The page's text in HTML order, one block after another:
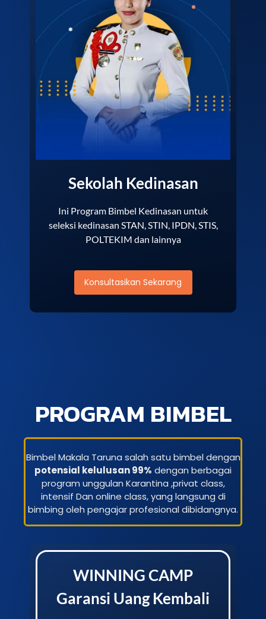
Sekolah Kedinasan
Ini Program Bimbel Kedinasan untuk
seleksi kedinasan STAN, STIN, IPDN, STIS,
POLTEKIM dan lainnya
Konsultasikan Sekarang
PROGRAM BIMBEL
Bimbel Makala Taruna salah satu bimbel dengan
potensial kelulusan 99% dengan berbagai
program unggulan Karantina ,privat class,
intensif Dan online class, yang langsung di
bimbing oleh pengajar profesional dibidangnya.
WINNING CAMP
Garansi Uang Kembali